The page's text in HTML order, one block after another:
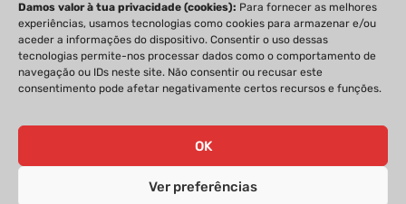
Damos valor à tua privacidade (cookies): Para fornecer as melhores
experiências, usamos tecnologias como cookies para armazenar e/ou
aceder a informações do dispositivo. Consentir o uso dessas
tecnologias permite-nos processar dados como o comportamento de
navegação ou IDs neste site. Não consentir ou recusar este
consentimento pode afetar negativamente certos recursos e funções.
OK
Ver preferências
PRIVACIDADE FICHA TÉCNICA
ESTATUTO EDITORIAL